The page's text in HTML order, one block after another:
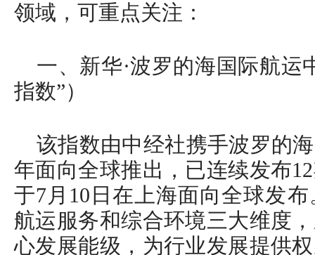
领域，可重点关注：
一、新华·波罗的海国际航运
指数”）
该指数由中经社携手波罗的
年面向全球推出，已连续发布
于7月10日在上海面向全球发
航运服务和综合环境三大维度
心发展能级，为行业发展提供